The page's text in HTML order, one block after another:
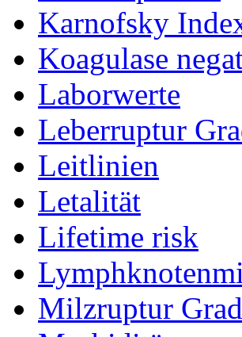
Karnofsky
Koagulase
Laborwerte
Leberruptur
Leitlinien
Letalität
Lifetime risk
Milzruptur